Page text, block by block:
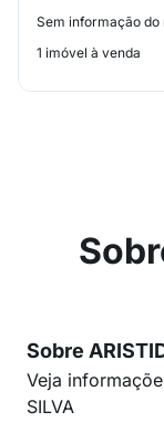
Sem informação do
1 imóvel à venda
Sobre
Veja
SILVA